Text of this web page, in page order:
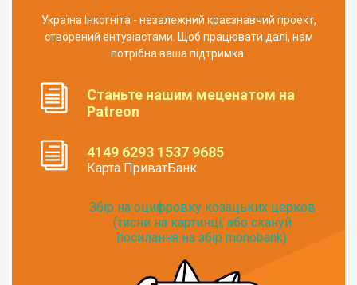
Україна Інкогніта - незалежний краєзнавчий проект,
створений ентузіастами. Щоб працювати далі, нам
потрібна ваша підтримка.
Станьте нашим меценатом на
Patreon
4149 6293 1537 9685
Карта ПриватБанк
Збір на оцифровку козацьких церков
(тисни на картинці, або скануй
посилання на збір monobank):